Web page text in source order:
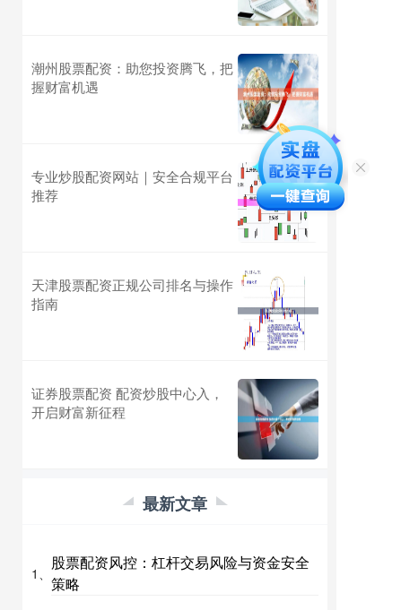
潮州股票配资：助您投资腾飞，把
握财富机遇
专业炒股配资网站｜安全合规平台
推荐
天津股票配资正规公司排名与操作
指南
证券股票配资 配资炒股中心入，
开启财富新征程
最新文章
1、
股票配资风控：杠杆交易风险与资金安全
策略